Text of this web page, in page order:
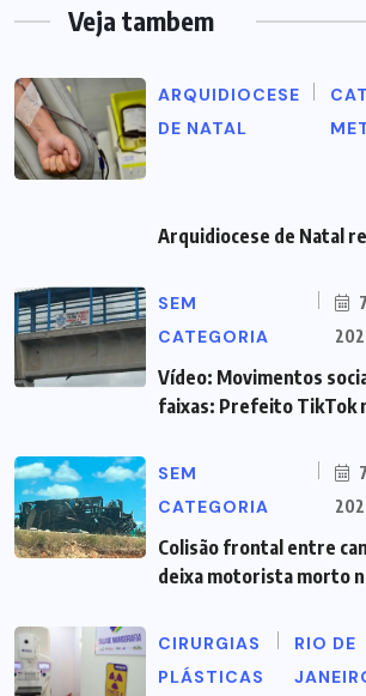
Veja tambem
ARQUIDIOCESE
DE NATAL
Arquidiocese de Natal
SEM
CATEGORIA
Vídeo: Movimentos
faixas: Prefeito TikTok
SEM
CATEGORIA
Colisão frontal entre
deixa motorista morto
CIRURGIAS
PLÁSTICAS
RIO DE